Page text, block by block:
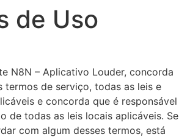
de Uso
N8N – Aplicativo Louder, concorda
termos de serviço, todas as leis e
e concorda que é responsável
de todas as leis locais aplicáveis. Se
com algum desses termos, está